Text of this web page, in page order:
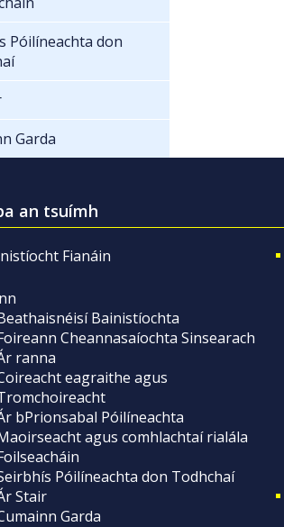
Póilíneachta don
Garda
an tsuímh
Fianáin
Bainistíochta
Cheannasaíochta Sinsearach
ranna
eagraithe agus
bPrionsabal Póilíneachta
agus comhlachtaí rialála
Póilíneachta don Todhchaí
Stair
Garda